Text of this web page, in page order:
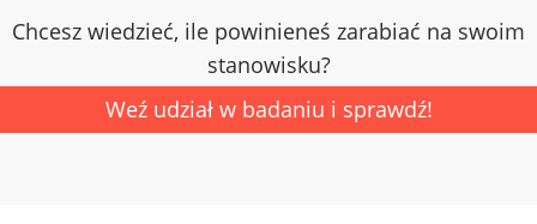
Chcesz wiedzieć, ile powinieneś zarabiać na swoim
stanowisku?
Weź udział w badaniu i sprawdź!